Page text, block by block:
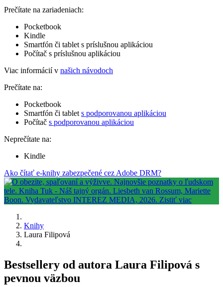
Prečítate na zariadeniach:
Pocketbook
Kindle
Smartfón či tablet s príslušnou aplikáciou
Počítač s príslušnou aplikáciou
Viac informácií v našich návodoch
Prečítate na:
Pocketbook
Smartfón či tablet s podporovanou aplikáciou
Počítač s podporovanou aplikáciou
Neprečítate na:
Kindle
Ako čítať e-knihy zabezpečené cez Adobe DRM?
Knihy
Laura Filipová
Bestsellery od autora Laura Filipová s
pevnou väzbou